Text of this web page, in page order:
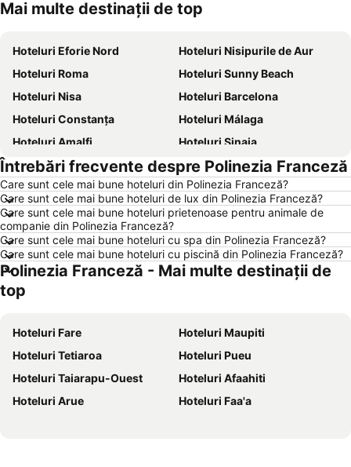
Hoteluri Thassos
Hoteluri Litoral Bulgaria
Mai multe destinații de top
Hoteluri Eforie Nord
Hoteluri Nisipurile de Aur
Hoteluri Roma
Hoteluri Sunny Beach
Hoteluri Nisa
Hoteluri Barcelona
Hoteluri Constanța
Hoteluri Málaga
Hoteluri Amalfi
Hoteluri Sinaia
Hoteluri Bari
Hoteluri Eforie Sud
Hoteluri Berlin
Hoteluri Benidorm
Hoteluri Milano
Hoteluri Durrës
Hoteluri Genova
Hoteluri Neptun
Hoteluri București
Hoteluri Chalkidiki
Hoteluri Jurmala
Hoteluri Turcia
Hoteluri Sithonia
Întrebări frecvente despre Polinezia Franceză
Care sunt cele mai bune hoteluri din Polinezia Franceză?
Care sunt cele mai bune hoteluri de lux din Polinezia Franceză?
Care sunt cele mai bune hoteluri prietenoase pentru animale de
companie din Polinezia Franceză?
Care sunt cele mai bune hoteluri cu spa din Polinezia Franceză?
Care sunt cele mai bune hoteluri cu piscină din Polinezia Franceză?
Polinezia Franceză - Mai multe destinații de
top
Hoteluri Fare
Hoteluri Maupiti
Hoteluri Tetiaroa
Hoteluri Pueu
Hoteluri Taiarapu-Ouest
Hoteluri Afaahiti
Hoteluri Arue
Hoteluri Faa'a